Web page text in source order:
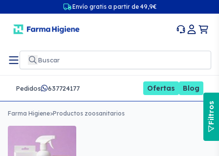
Envío gratis a partir de 49,9€
Pedidos 637724177 Ofertas Blog
Farma Higiene>Productos zoosanitarios Filtros